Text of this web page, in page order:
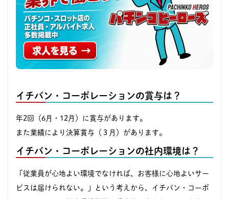
イチバン・コーポレーションの賞与は？
年2回（6月・12月）に賞与があります。
また業績により決算賞与（３月）があります。
イチバン・コーポレーションの社内環境は？
「従業員が心地よい環境でなければ、お客様に心地よいサー
ビスは届けられない。」という考えから、イチバン・コーポ